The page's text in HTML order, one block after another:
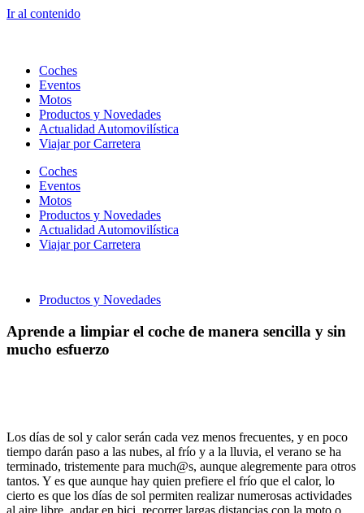
Ir al contenido
Coches
Eventos
Motos
Productos y Novedades
Actualidad Automovilística
Viajar por Carretera
Coches
Eventos
Motos
Productos y Novedades
Actualidad Automovilística
Viajar por Carretera
Productos y Novedades
Aprende a limpiar el coche de manera sencilla y sin
mucho esfuerzo
Los días de sol y calor serán cada vez menos frecuentes, y en poco
tiempo darán paso a las nubes, al frío y a la lluvia, el verano se ha
terminado, tristemente para much@s, aunque alegremente para otros
tantos. Y es que aunque hay quien prefiere el frío que el calor, lo
cierto es que los días de sol permiten realizar numerosas actividades